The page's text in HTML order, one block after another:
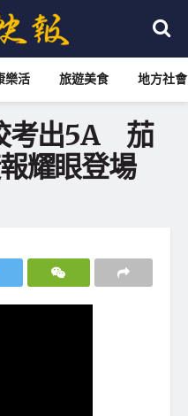
樂活 旅遊美食 地方社會
考出5A 茄
耀眼登場